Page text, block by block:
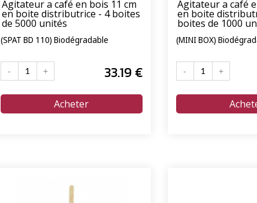
Agitateur a café en bois 11 cm
en boite distributrice - 4 boites
de 5000 unités
(SPAT BD 110) Biodégradable
33.19 €
Agitateur a café
en boite
boites de 1000
(MINI BOX)